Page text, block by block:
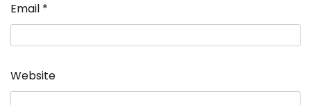
Email *
Website